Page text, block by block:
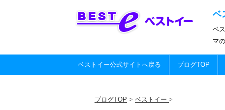
ベ
ベ
マ
ベストイー公式サイトへ戻る ブログTOP
ブログTOP > ベストイー >